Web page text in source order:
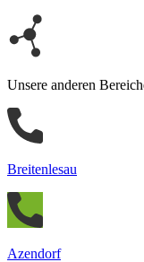
Unsere anderen
Breitenlesau
Azendorf